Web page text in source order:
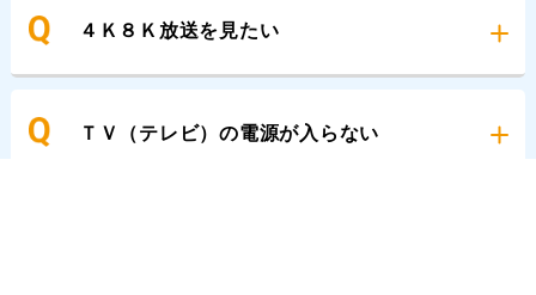
４Ｋ８Ｋ放送を見たい
ＴＶ（テレビ）の電源が入らない